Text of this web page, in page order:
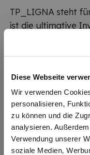
Diese Webseite
Wir verwenden
personalisieren,
zu können und die
analysieren.
Verwendung unserer
soziale Medien,
TP_LIGNA steht
ist die ultimative
Spielqualität. Der
konkaven Griffe
Vergleichbare
Qualität fndest du
TP_LIGNA ist nicht
Instrument, truly
Instrument mit
Power, direktem,